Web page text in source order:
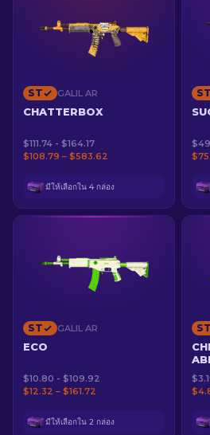
ST GALIL AR
CHATTERBOX
$111.74 - $164.17
$108.79 – $583.62
มีให้เลือกใน 4 กล่อง
ST
ST GALIL AR
ECO
$10.80 - $109.92
$12.32 – $161.72
มีให้เลือกใน 2 กล่อง
ST